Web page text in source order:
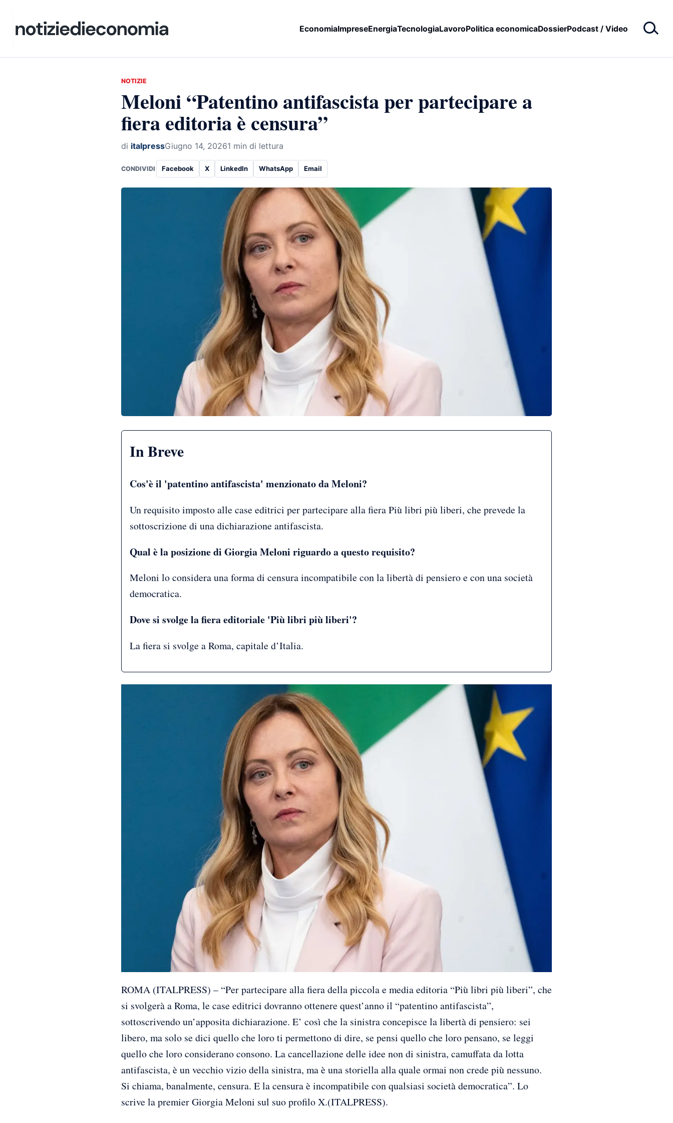
EconomiaImpreseEnergiaTecnologiaLavoroPolitica economicaDossierPodcast / Video
NOTIZIE
Meloni “Patentino antifascista per partecipare a
fiera editoria è censura”
di italpressGiugno 14, 20261 min di lettura
CONDIVIDI Facebook X LinkedIn WhatsApp Email
In Breve
Cos'è il 'patentino antifascista' menzionato da Meloni?
Un requisito imposto alle case editrici per partecipare alla fiera Più libri più liberi, che prevede la
sottoscrizione di una dichiarazione antifascista.
Qual è la posizione di Giorgia Meloni riguardo a questo requisito?
Meloni lo considera una forma di censura incompatibile con la libertà di pensiero e con una società
democratica.
Dove si svolge la fiera editoriale 'Più libri più liberi'?
La fiera si svolge a Roma, capitale d’Italia.
ROMA (ITALPRESS) – “Per partecipare alla fiera della piccola e media editoria “Più libri più liberi”, che
si svolgerà a Roma, le case editrici dovranno ottenere quest’anno il “patentino antifascista”,
sottoscrivendo un’apposita dichiarazione. E’ così che la sinistra concepisce la libertà di pensiero: sei
libero, ma solo se dici quello che loro ti permettono di dire, se pensi quello che loro pensano, se leggi
quello che loro considerano consono. La cancellazione delle idee non di sinistra, camuffata da lotta
antifascista, è un vecchio vizio della sinistra, ma è una storiella alla quale ormai non crede più nessuno.
Si chiama, banalmente, censura. E la censura è incompatibile con qualsiasi società democratica”. Lo
scrive la premier Giorgia Meloni sul suo profilo X.(ITALPRESS).